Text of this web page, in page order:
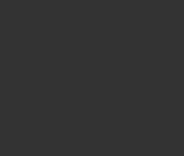
Seine Funktionalität ist